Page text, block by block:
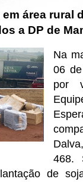
área rural
a DP de
Na
06
por
468.
de